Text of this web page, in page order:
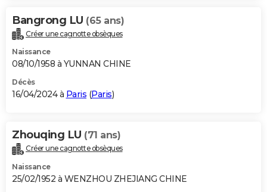
Bangrong LU (65 ans)
Créer une cagnotte obsèques
Naissance
08/10/1958 à YUNNAN CHINE
Décès
16/04/2024 à Paris (Paris)
Zhouqing LU (71 ans)
Créer une cagnotte obsèques
Naissance
25/02/1952 à WENZHOU ZHEJIANG CHINE